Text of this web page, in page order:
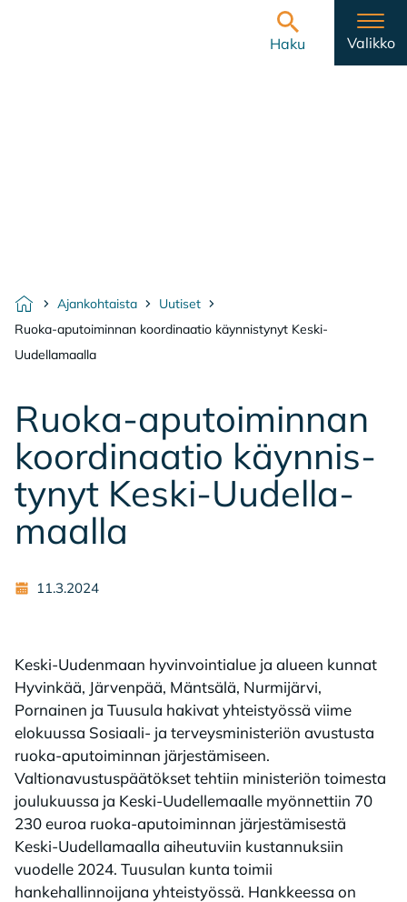
Haku
Valikko
Etusivu
Ajankohtaista
Uutiset
Ruoka-aputoiminnan koordinaatio käynnistynyt Keski-
Uudellamaalla
Ruo­ka-apu­toi­min­nan
koor­di­naa­tio käyn­nis­
ty­nyt Kes­ki-Uu­del­la­
maal­la
11.3.2024
Keski-Uudenmaan hyvinvointialue ja alueen kunnat
Hyvinkää, Järvenpää, Mäntsälä, Nurmijärvi,
Pornainen ja Tuusula hakivat yhteistyössä viime
elokuussa Sosiaali- ja terveysministeriön avustusta
ruoka-aputoiminnan järjestämiseen.
Valtionavustuspäätökset tehtiin ministeriön toimesta
joulukuussa ja Keski-Uudellemaalle myönnettiin 70
230 euroa ruoka-aputoiminnan järjestämisestä
Keski-Uudellamaalla aiheutuviin kustannuksiin
vuodelle 2024. Tuusulan kunta toimii
hankehallinnoijana yhteistyössä. Hankkeessa on